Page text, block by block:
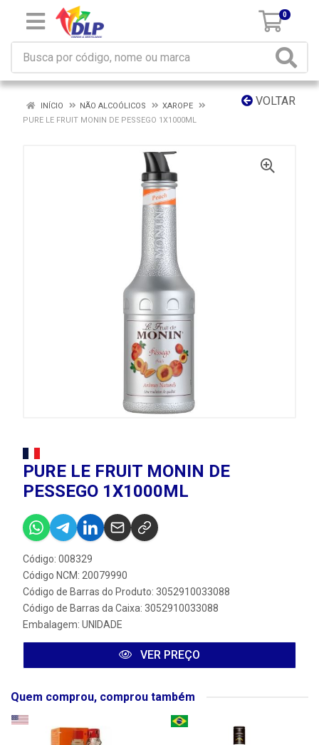
0
VOLTAR
INÍCIO NÃO ALCOÓLICOS
XAROPE
PURE LE FRUIT MONIN DE PESSEGO 1X1000ML
PURE LE FRUIT MONIN DE
PESSEGO 1X1000ML
Código: 008329
Código NCM: 20079990
Código de Barras do Produto: 3052910033088
Código de Barras da Caixa: 3052910033088
Embalagem: UNIDADE
VER PREÇO
Quem comprou, comprou também